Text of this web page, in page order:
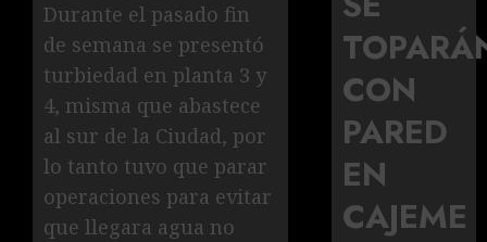
Durante el pasado fin
de semana se presentó
turbiedad en planta 3 y
4, misma que abastece
al sur de la Ciudad, por
lo tanto tuvo que parar
operaciones para evitar
que llegara agua no
CON
PARED
EN
CAJEME